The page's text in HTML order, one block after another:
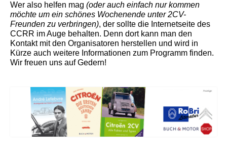
Wer also helfen mag (oder auch einfach nur kommen
möchte um ein schönes Wochenende unter 2CV-
Freunden zu verbringen), der sollte die Internetseite des
CCRR im Auge behalten. Denn dort kann man den
Kontakt mit den Organisatoren herstellen und wird in
Kürze auch weitere Informationen zum Programm finden.
Wir freuen uns auf Gedern!